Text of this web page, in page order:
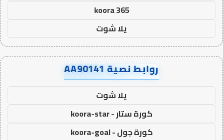
koora 365
يلا شوت
روابط نصية AA90141
يلا شوت
كورة ستار - koora-star
كورة جول - koora-goal